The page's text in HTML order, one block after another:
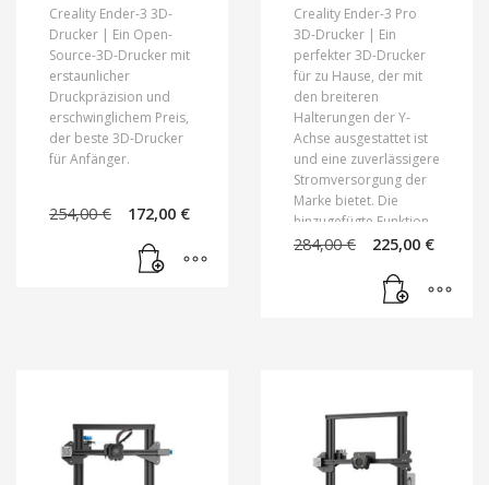
Creality Ender-3 3D-
Drucker | Ein Open-
Source-3D-Drucker mit
erstaunlicher
Druckpräzision und
erschwinglichem Preis,
der beste 3D-Drucker
für Anfänger.
254,00€ Ursprünglicher
Preis
war:
254,00 €
172,00 €Aktueller
ist:
172,00 €.
Creality Ender-3 Pro
3D-Drucker | Ein
perfekter 3D-Drucker
für zu Hause, der mit
den breiteren
Halterungen der Y-
Achse ausgestattet ist
und eine zuverlässigere
Stromversorgung der
Marke bietet. Die
hinzugefügte Funktion
zum Schutz vor
Durchgehen sorgt für
284,00€
Preis
war:
284,00 €
225,00 €
ist: